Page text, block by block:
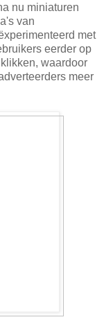
nu miniaturen
van
met
eerder op
waardoor
meer